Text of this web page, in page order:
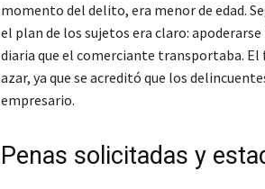
momento del delito, era menor de edad.
el plan de los sujetos era claro:
diaria que el comerciante transportaba. El
azar, ya que se acreditó que los
empresario.
Penas solicitadas y